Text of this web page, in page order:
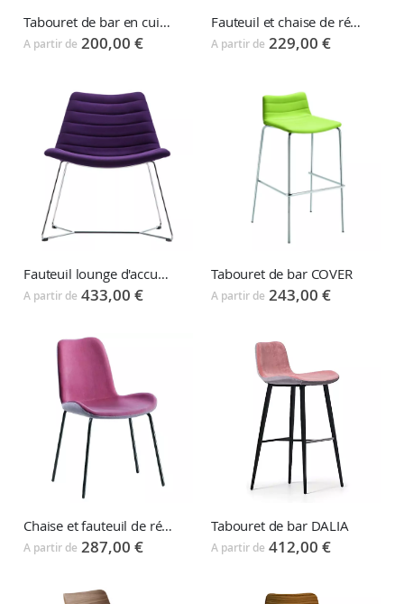
Tabouret de bar en cuir APELLE
A partir de 200,00 €
Fauteuil et chaise de réunion tapissés COVER
A partir de 229,00 €
Fauteuil lounge d'accueil COVER
A partir de 433,00 €
Tabouret de bar COVER
A partir de 243,00 €
Chaise et fauteuil de réunion DALIA
A partir de 287,00 €
Tabouret de bar DALIA
A partir de 412,00 €